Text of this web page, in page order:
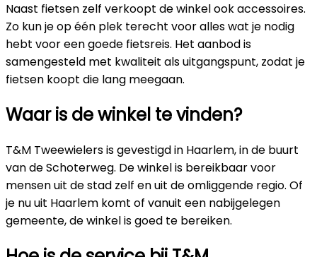
Naast fietsen zelf verkoopt de winkel ook accessoires.
Zo kun je op één plek terecht voor alles wat je nodig
hebt voor een goede fietsreis. Het aanbod is
samengesteld met kwaliteit als uitgangspunt, zodat je
fietsen koopt die lang meegaan.
Waar is de winkel te vinden?
T&M Tweewielers is gevestigd in Haarlem, in de buurt
van de Schoterweg. De winkel is bereikbaar voor
mensen uit de stad zelf en uit de omliggende regio. Of
je nu uit Haarlem komt of vanuit een nabijgelegen
gemeente, de winkel is goed te bereiken.